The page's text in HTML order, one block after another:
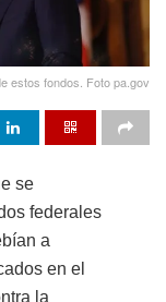
estos fondos. Foto pa.gov
se
federales
a
en el
la